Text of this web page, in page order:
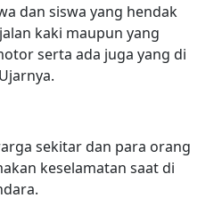
dan siswa yang hendak
kaki maupun yang
serta ada juga yang di
sekitar dan para orang
keselamatan saat di